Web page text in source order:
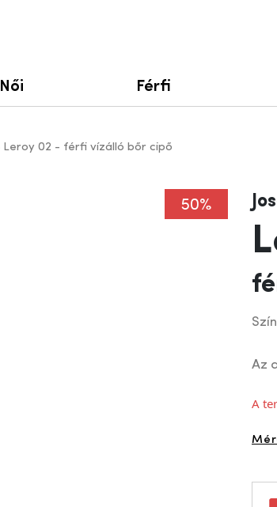
Női Férfi
Leroy 02 - férfi vízálló bőr cipő
50%
Az
A